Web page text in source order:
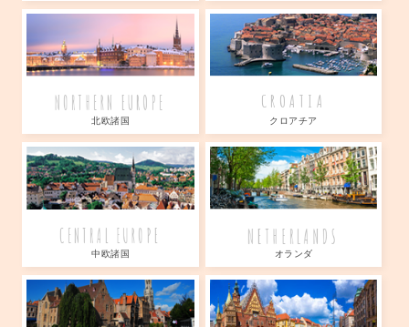
NORTHERN EUROPE
北欧諸国
CROATIA
クロアチア
CENTRAL EUROPE
中欧諸国
NETHERLANDS
オランダ